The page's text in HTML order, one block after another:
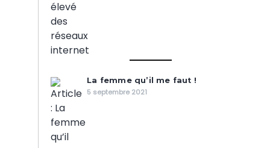
La femme qu’il me faut !
5 septembre 2021